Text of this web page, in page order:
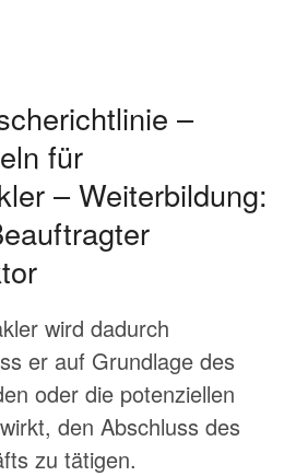
–
für
– Weiterbildung:
wird dadurch
er auf Grundlage des
oder die potenziellen
den Abschluss des
zu tätigen.